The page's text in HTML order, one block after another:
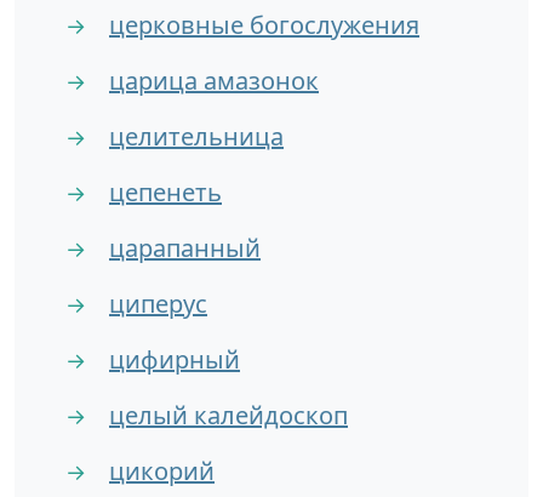
→ церковные богослужения
→ царица амазонок
→ целительница
→ цепенеть
→ царапанный
→ циперус
→ цифирный
→ целый калейдоскоп
→ цикорий